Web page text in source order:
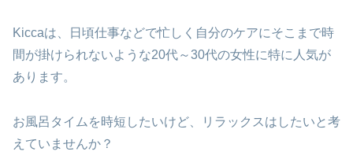
Kiccaは、日頃仕事などで忙しく自分のケアにそこまで時
間が掛けられないような20代～30代の女性に特に人気が
あります。
お風呂タイムを時短したいけど、リラックスはしたいと考
えていませんか？